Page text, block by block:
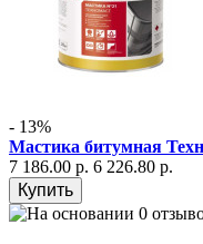
- 13%
Мастика битумная
7 186.00 р. 6 226.80 р.